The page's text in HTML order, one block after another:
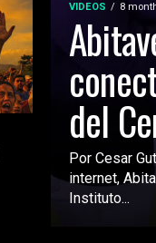
VIDEOS 8
del
Por Cesar
internet,
Instituto...